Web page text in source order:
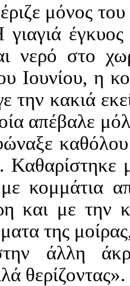
μόνος
έγκυος
νερό στο
Ιουνίου, η
την κακιά
απέβαλε
κομμάτια
και με την
της
άλλη
θερίζοντας».